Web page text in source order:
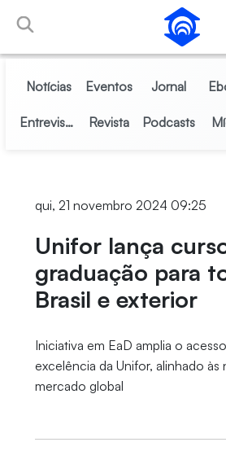
Pular para o Conteúdo principal
Notícias Eventos Jornal
Entrevistas Revista Podcasts
qui, 21 novembro 2024 09:25
Unifor lança
graduação para
Brasil e exterior
Iniciativa em EaD amplia o
excelência da Unifor, alinhado às
mercado global